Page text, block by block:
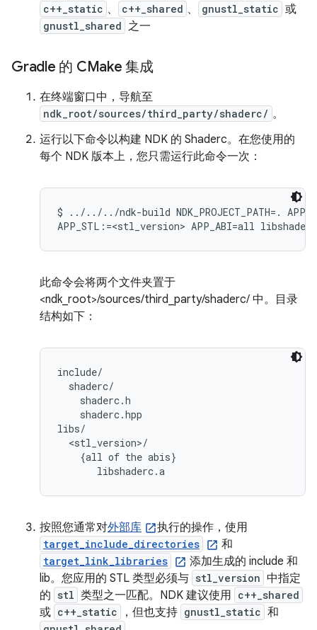
c++_static 、 c++_shared 、 gnustl_static 或
gnustl_shared 之一
Gradle 的 CMake 集成
在终端窗口中，导航至
ndk_root/sources/third_party/shaderc/ 。
运行以下命令以构建 NDK 的 Shaderc。在您使用的
每个 NDK 版本上，您只需运行此命令一次：
$ ../../../ndk-build NDK_PROJECT_PATH=.
此命令会将两个文件夹置于
<ndk_root>/sources/third_party/shaderc/ 中。目录
结构如下：
include/
  shaderc/
    shaderc.h
    shaderc.hpp
libs/
  <stl_version>/
    {all of the abis}
按照您通常对外部库 执行的操作，使用
target_include_directories 和
target_link_libraries
添加生成的 include 和
lib。您应用的 STL 类型必须与 stl_version 中指定
的 stl 类型之一匹配。NDK 建议使用 c++_shared
或 c++_static ，但也支持 gnustl_static 和